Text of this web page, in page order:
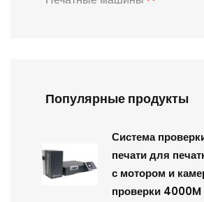
Популярные продукты
Система
печати для
с мотором и
проверки 4000M